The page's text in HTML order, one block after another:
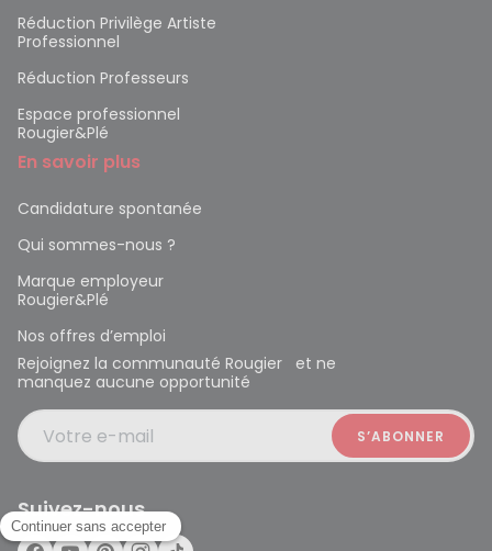
Réduction Privilège Artiste
Professionnel
Réduction Professeurs
Espace professionnel
Rougier&Plé
En savoir plus
Candidature spontanée
Qui sommes-nous ?
Marque employeur
Rougier&Plé
Nos offres d’emploi
Rejoignez la communauté Rougier et ne
manquez aucune opportunité
Votre e-mail
Suivez-nous